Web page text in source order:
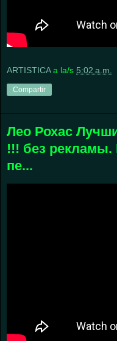
ARTISTICA a la/s 5:02 a.m.
Compartir
Лео Рохас
!!! без
пе...